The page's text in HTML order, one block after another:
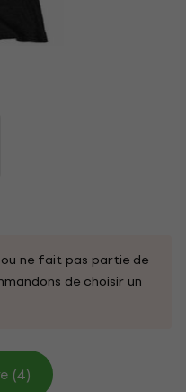
ne fait pas partie de
de choisir un
(4)